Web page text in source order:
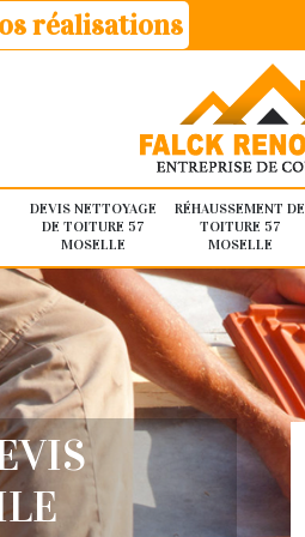
réalisations
DEVIS NETTOYAGE
DE TOITURE 57
MOSELLE
RÉHAUSSEMENT DE
TOITURE 57
MOSELLE